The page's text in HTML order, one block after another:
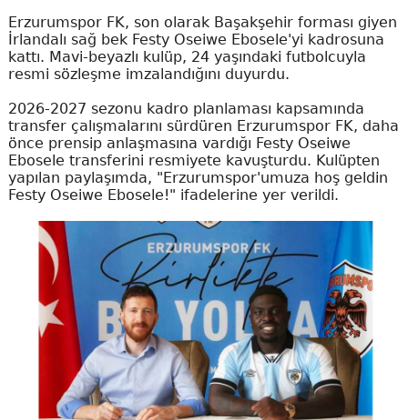
Erzurumspor FK, son olarak Başakşehir forması giyen
İrlandalı sağ bek Festy Oseiwe Ebosele'yi kadrosuna
kattı. Mavi-beyazlı kulüp, 24 yaşındaki futbolcuyla
resmi sözleşme imzalandığını duyurdu.
2026-2027 sezonu kadro planlaması kapsamında
transfer çalışmalarını sürdüren Erzurumspor FK, daha
önce prensip anlaşmasına vardığı Festy Oseiwe
Ebosele transferini resmiyete kavuşturdu. Kulüpten
yapılan paylaşımda, "Erzurumspor'umuza hoş geldin
Festy Oseiwe Ebosele!" ifadelerine yer verildi.